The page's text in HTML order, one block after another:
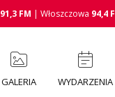
91,3 FM | Włoszczowa 94,4
GALERIA WYDARZENIA